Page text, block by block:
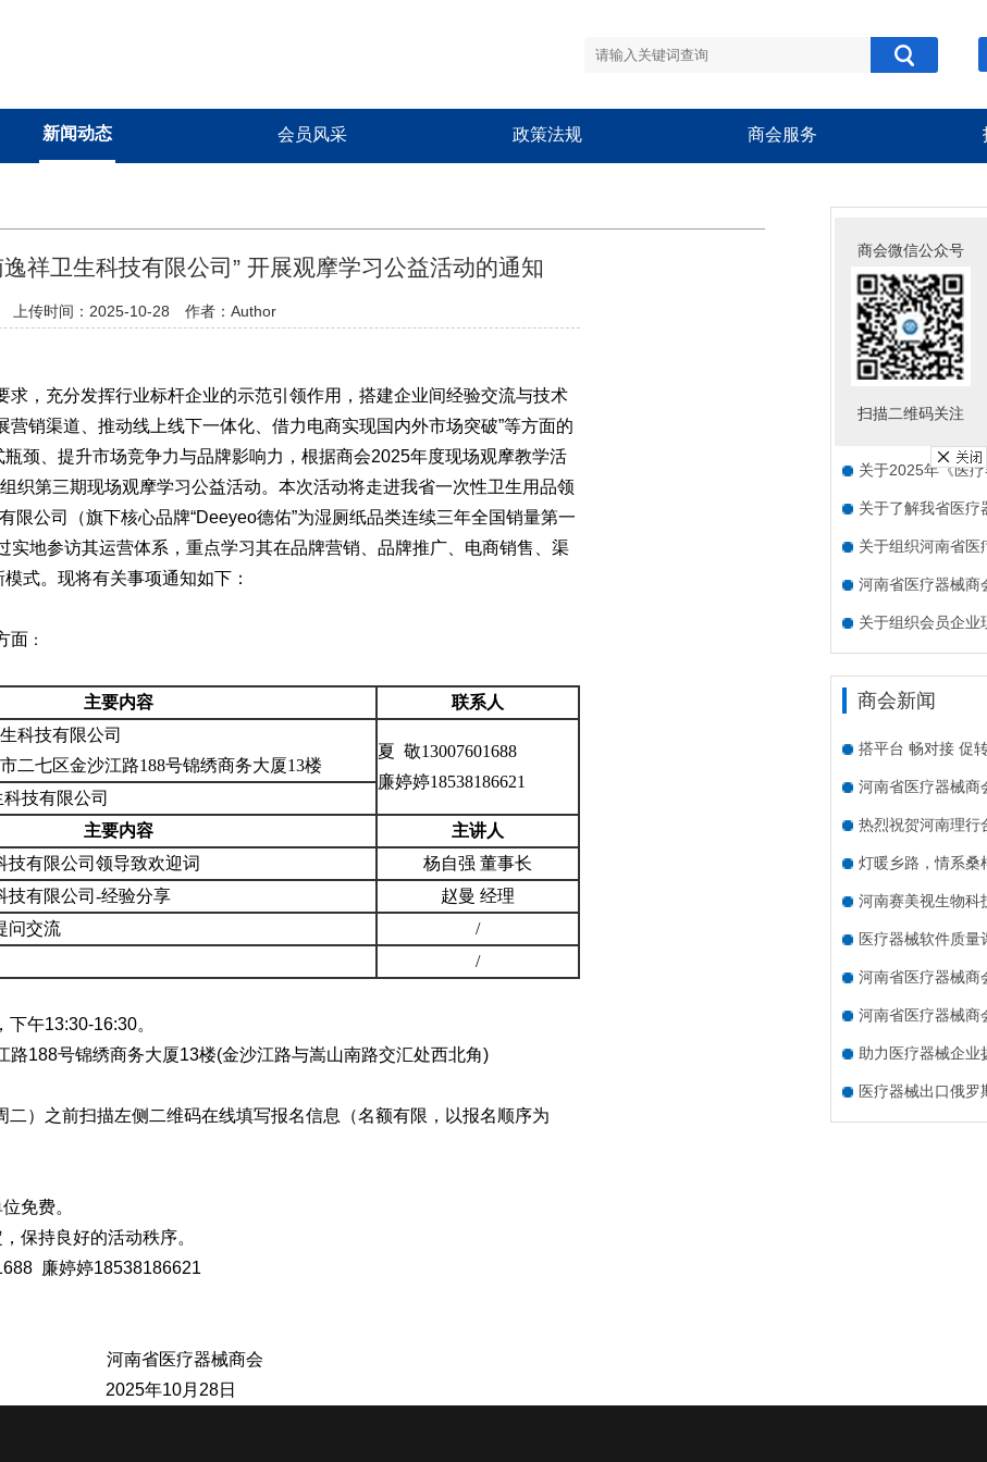
新闻动态 会员风采 政策法规 商会服务
祥卫生科技有限公司” 开展观摩学习公益活动的通知
上传时间：2025-10-28 作者：Author
求，充分发挥行业标杆企业的示范引领作用，搭建企业间经验交流与技术
营销渠道、推动线上线下一体化、借力电商实现国内外市场突破”等方面的
颈、提升市场竞争力与品牌影响力，根据商会2025年度现场观摩教学活
织第三期现场观摩学习公益活动。 本次活动将走进我省一次性卫生用品领
限公司（旗下核心品牌“Deeyeo德佑”为湿厕纸品类连续三年全国销量第一
实地参访其运营体系，重点学习其在品牌营销、品牌推广、电商销售、渠
式。现将有关事项通知如下：
面 ：
主要内容 联系人
科技有限公司
二七区金沙江路188号锦绣商务大厦13楼
夏 敬13007601688
廉婷婷18538186621
技有限公司
主要内容
主讲人
技有限公司领导致欢迎词 杨自强 董事长
技有限公司-经验分享
赵曼 经理
问交流
/
/
下午13:30-16:30。
路188号锦绣商务大厦13楼(金沙江路与嵩山南路交汇处西北角)
二）之前扫描左侧二维码在线填写报名信息（名额有限，以报名顺序为
免费。
保持良好的活动秩序。
廉婷婷18538186621
河南省医疗器械商会
2025年10月28日
关于组织参加“中
关于组织开展“跨
关于新版《医疗器
关于2025年《医
关于了解我省医疗
关于组织河南省医
河南省医疗器械商
关于组织会员企业
商会新闻
搭平台 畅对接 促
河南省医疗器械商
热烈祝贺河南理行
灯暖乡路，情系桑
河南赛美视生物科
医疗器械软件质
河南省医疗器械商
河南省医疗器械商
助力医疗器械企业
医疗器械出口俄
商会微信公众号
扫描二维码关注